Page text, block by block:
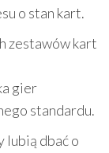
o stan kart.
zestawów kart
gier
standardu.
lubią dbać o